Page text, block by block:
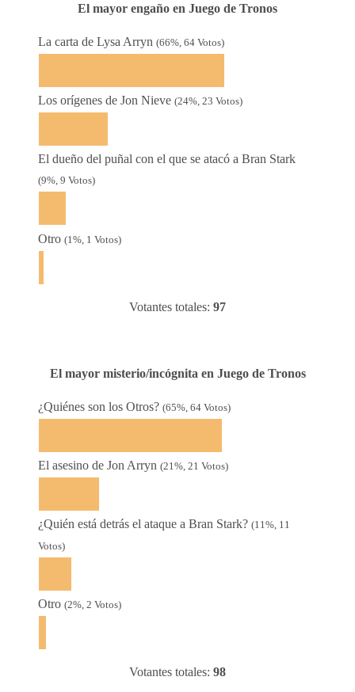
El mayor engaño en Juego de Tronos
La carta de Lysa Arryn(66%, 64 Votos)
Los orígenes de Jon Nieve(24%, 23 Votos)
El dueño del puñal con el que se atacó a Bran Stark
(9%, 9 Votos)
Otro(1%, 1 Votos)
Votantes totales: 97
El mayor misterio/incógnita en Juego de Tronos
¿Quiénes son los Otros?(65%, 64 Votos)
El asesino de Jon Arryn(21%, 21 Votos)
¿Quién está detrás el ataque a Bran Stark?(11%, 11
Votos)
Otro(2%, 2 Votos)
Votantes totales: 98